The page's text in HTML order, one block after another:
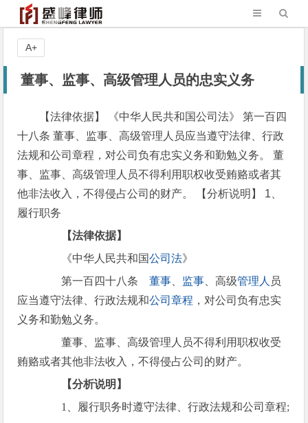
董事、监事、高级管理人员的忠实义务
【法律依据】 《中华人民共和国公司法》 第一百四
十八条 董事、监事、高级管理人员应当遵守法律、行政
法规和公司章程，对公司负有忠实义务和勤勉义务。 董
事、监事、高级管理人员不得利用职权收受贿赂或者其
他非法收入，不得侵占公司的财产。 【分析说明】 1、
履行职务
【法律依据】
《中华人民共和国公司法》
第一百四十八条董事 监事 、高级管理人 员
应当遵守法律、行政法规和公司章程 ，对公司负有忠实
义务和勤勉义务。
董事、监事、高级管理人员不得利用职权收受
贿赂或者其他非法收入，不得侵占公司的财产。
【分析说明】
1、履行职务时遵守法律、行政法规和公司章程;
A+